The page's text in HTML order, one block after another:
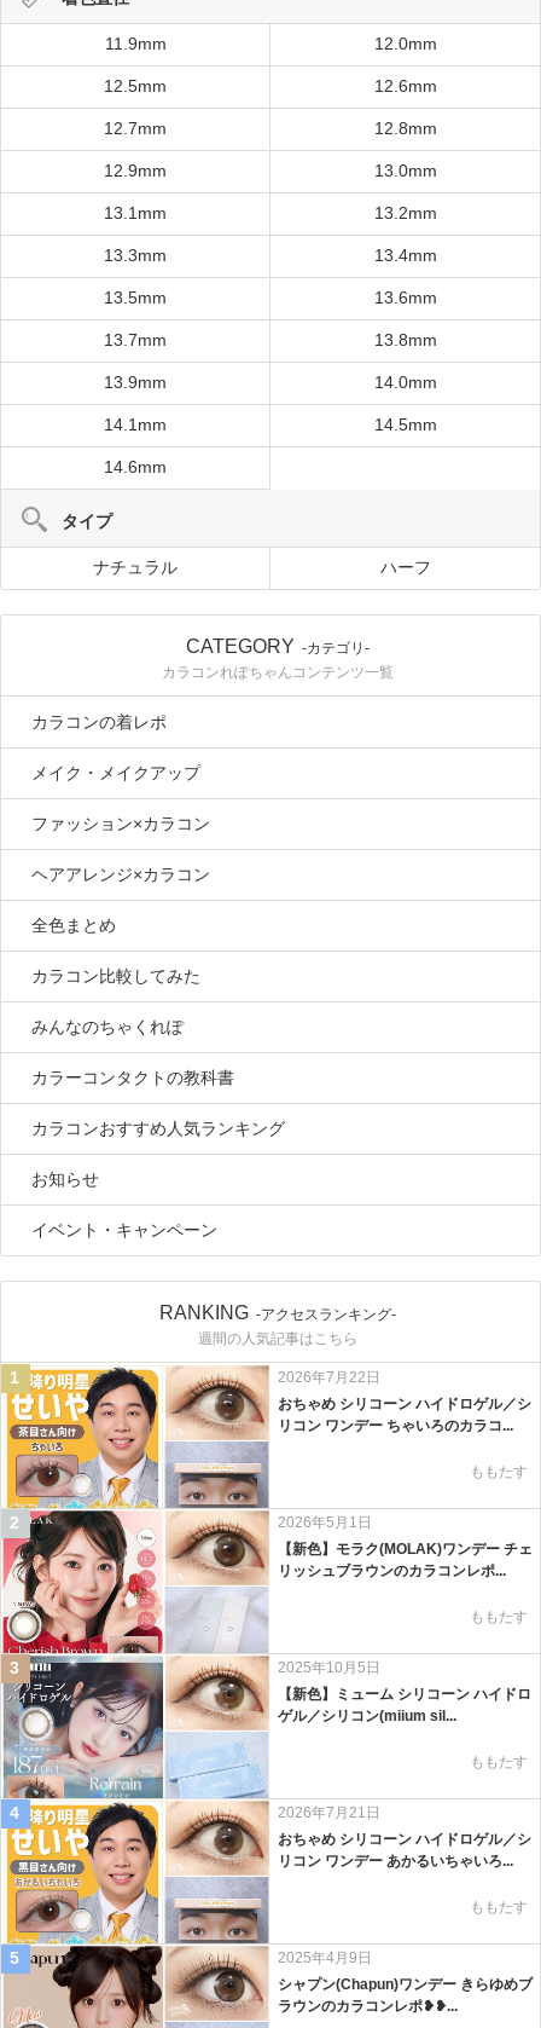
11.9mm 12.0mm
12.5mm 12.6mm
12.7mm 12.8mm
12.9mm 13.0mm
13.1mm 13.2mm
13.3mm 13.4mm
13.5mm 13.6mm
13.7mm 13.8mm
13.9mm 14.0mm
14.1mm 14.5mm
14.6mm
タイプ
ナチュラル ハーフ
CATEGORY -カテゴリ-
カラコンれぽちゃんコンテンツ一覧
カラコンの着レポ
メイク・メイクアップ
ファッション×カラコン
ヘアアレンジ×カラコン
全色まとめ
カラコン比較してみた
みんなのちゃくれぽ
カラーコンタクトの教科書
カラコンおすすめ人気ランキング
お知らせ
イベント・キャンペーン
RANKING -アクセスランキング-
週間の人気記事はこちら
1
2026年7月22日
おちゃめ シリコーン ハイドロゲル／シ
リコン ワンデー ちゃいろのカラコ...
ももたす
2
2026年5月1日
【新色】モラク(MOLAK)ワンデー チェ
リッシュブラウンのカラコンレポ...
ももたす
3
2025年10月5日
【新色】ミューム シリコーン ハイドロ
ゲル／シリコン(miium sil...
ももたす
4
2026年7月21日
おちゃめ シリコーン ハイドロゲル／シ
リコン ワンデー あかるいちゃいろ...
ももたす
5
2025年4月9日
シャプン(Chapun)ワンデー きらゆめブ
ラウンのカラコンレポ❥❥...